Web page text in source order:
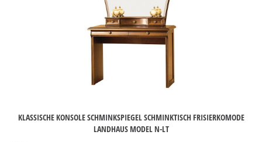
KLASSISCHE KONSOLE SCHMINKSPIEGEL SCHMINKTISCH FRISIERKOMODE
LANDHAUS MODEL N-LT